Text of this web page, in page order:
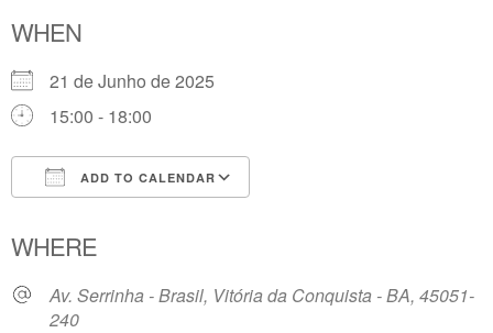
WHEN
21 de Junho de 2025
15:00 - 18:00
ADD TO CALENDAR
WHERE
Av. Serrinha - Brasil, Vitória da Conquista - BA, 45051-
240